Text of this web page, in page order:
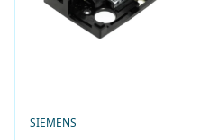
PRODUCENT
SIEMENS